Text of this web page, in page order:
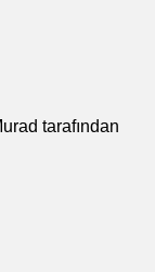
tarafından